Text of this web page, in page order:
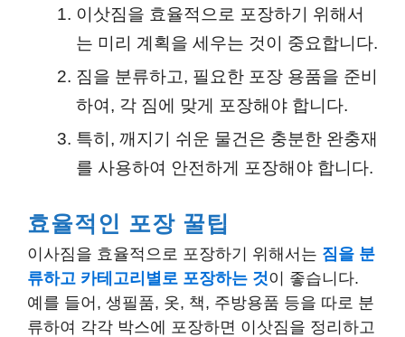
이삿짐을 효율적으로 포장하기 위해서
는 미리 계획을 세우는 것이 중요합니다.
짐을 분류하고, 필요한 포장 용품을 준비
하여, 각 짐에 맞게 포장해야 합니다.
특히, 깨지기 쉬운 물건은 충분한 완충재
를 사용하여 안전하게 포장해야 합니다.
효율적인 포장 꿀팁
이사짐을 효율적으로 포장하기 위해서는 짐을 분
류하고 카테고리별로 포장하는 것이 좋습니다.
예를 들어, 생필품, 옷, 책, 주방용품 등을 따로 분
류하여 각각 박스에 포장하면 이삿짐을 정리하고